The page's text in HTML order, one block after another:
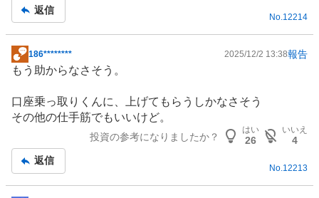
返信
No.12214
掲
示
記
事
186******** 2025/12/2 13:38報告
もう助からなさそう。
口座乗っ取りくんに、上げてもらうしかなさそう
その他の仕手筋でもいいけど。
投資の参考になりましたか？
はい
26
いいえ
4
返信
No. 12213